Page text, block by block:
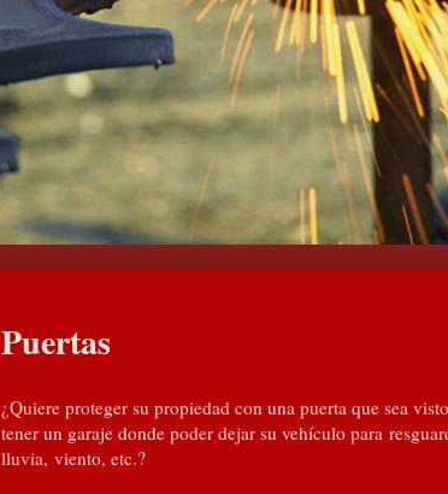
Puertas
¿Quiere proteger su propiedad con una puerta que sea
tener un garaje donde poder dejar su vehículo para
lluvia, viento, etc.?